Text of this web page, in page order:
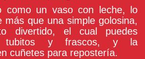
como un vaso con leche, lo
más que una simple golosina,
divertido, el cual puedes
tubitos y frascos, y la
cuñetes para repostería.